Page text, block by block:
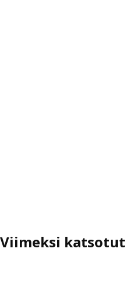
Viimeksi katsotut